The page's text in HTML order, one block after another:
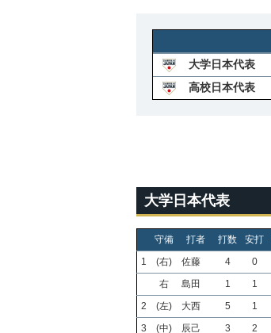
大学日本代表
高校日本代表
大学日本代表
守備 打者 打数 安打
1
(右) 佐藤 4 0
右
島田 1 1
2
(左) 大西 5 1
3
(中) 辰己 3 2